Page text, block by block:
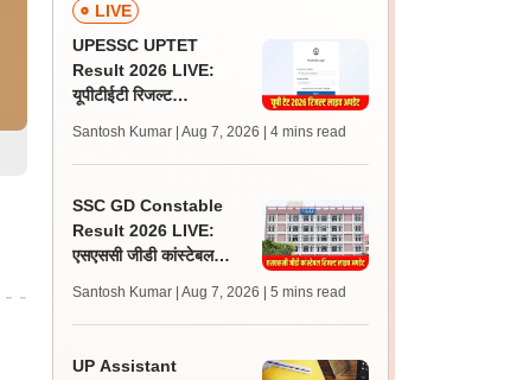
LIVE
UPESSC UPTET
Result 2026 LIVE:
यूपीटीईटी रिजल्ट
जल्द, जानें लेटेस्ट अपडेट,
पासिंग मार्क्स
Santosh Kumar | Aug 7, 2026 | 4 mins read
SSC GD Constable
Result 2026 LIVE:
एसएससी जीडी कांस्टेबल
लेटेस्ट अपडेट, स्कोरकार्ड लिंक
Santosh Kumar | Aug 7, 2026 | 5 mins read
UP Assistant